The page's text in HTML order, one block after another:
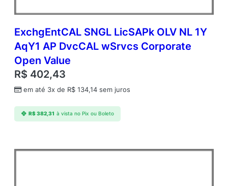
ExchgEntCAL SNGL LicSAPk OLV NL 1Y
AqY1 AP DvcCAL wSrvcs Corporate
Open Value
R$ 402,43
em até 3x de R$ 134,14 sem juros
R$382,31 à vista no Pix ou Boleto